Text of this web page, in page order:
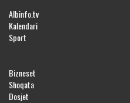
Albinfo.tv
Kalendari
Sport
Bizneset
Shoqata
Dosjet